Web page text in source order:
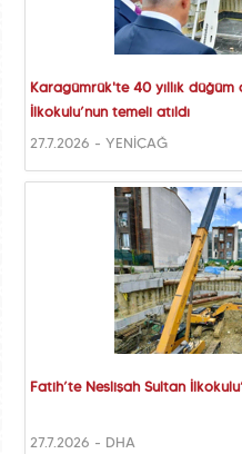
Karagümrük'te 40 yıllık düğüm
İlkokulu’nun temeli atıldı
27.7.2026 - YENİÇAĞ
Fatih’te Neslişah Sultan
27.7.2026 - DHA